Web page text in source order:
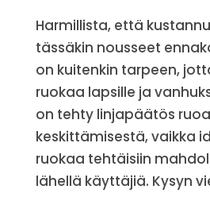
Harmillista, että
tässäkin nousseet
on kuitenkin tarpeen,
ruokaa lapsille ja
on tehty linjapäätös
keskittämisestä, vaikka
ruokaa tehtäisiin
lähellä käyttäjiä. Kysyn